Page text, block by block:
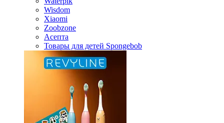
Wisdom
Xiaomi
Zoobzone
Асепта
Товары для детей Spongebob